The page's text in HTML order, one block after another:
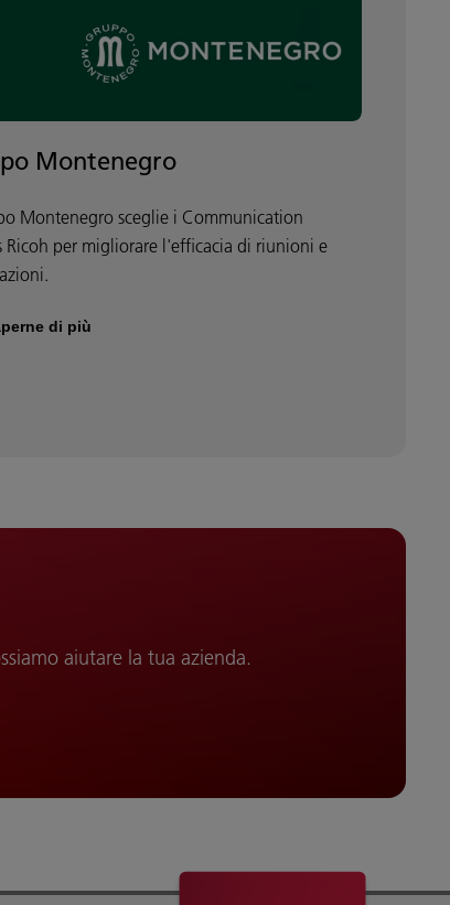
Montenegro
Montenegro sceglie i Communication
Ricoh per migliorare l'efficacia di riunioni e
di più
aiutare la tua azienda.